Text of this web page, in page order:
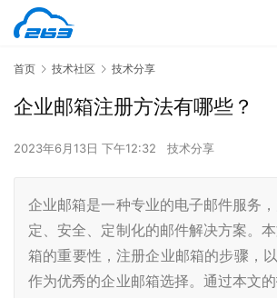
首页 技术社区 技术分享
企业邮箱注册方法有哪些？
2023年6月13日 下午12:32 技术分享
企业邮箱是一种专业的电子邮件服务
定、安全、定制化的邮件解决方案。
箱的重要性，注册企业邮箱的步骤，
作为优秀的企业邮箱选择。通过本文